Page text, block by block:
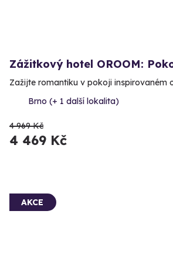
Zážitkový hotel OROOM:
Zažijte romantiku v pokoji inspirovaném
Brno (+ 1 další lokalita)
4 969 Kč
4 469 Kč
AKCE